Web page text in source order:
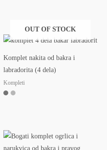
OUT OF STOCK
Komplet nakita od bakra i
labradorita (4 dela)
Kompleti